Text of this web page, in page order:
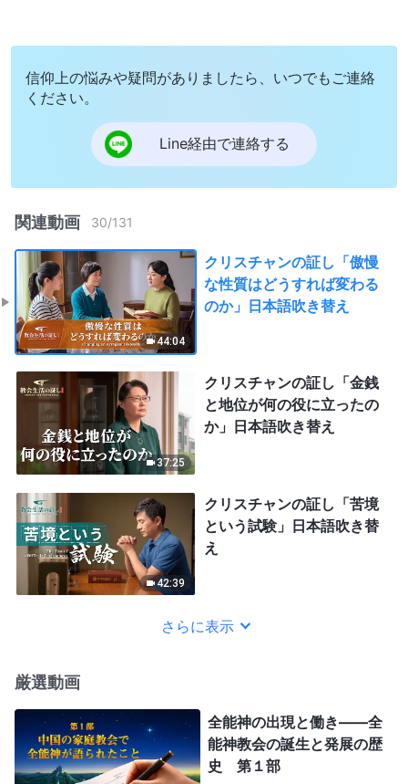
信仰上の悩みや疑問がありましたら、いつでもご連絡
ください。
Line経由で連絡する
関連動画 30/131
44:04
クリスチャンの証し「傲慢
な性質はどうすれば変わる
のか」日本語吹き替え
37:25
クリスチャンの証し「金銭
と地位が何の役に立ったの
か」日本語吹き替え
42:39
クリスチャンの証し「苦境
という試験」日本語吹き替
え
さらに表示
厳選動画
全能神の出現と働き——全
能神教会の誕生と発展の歴
史 第１部